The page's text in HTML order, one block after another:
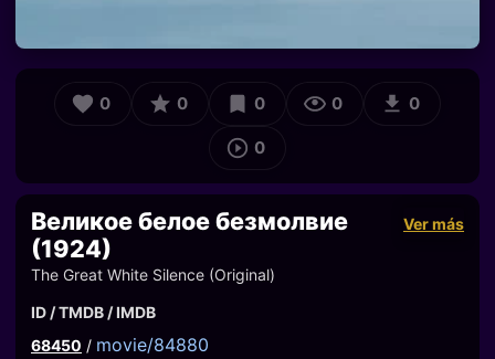
0 0 0 0 0
0
Великое белое безмолвие
(1924)
Ver más
The Great White Silence (Original)
ID / TMDB / IMDB
68450 / movie/84880